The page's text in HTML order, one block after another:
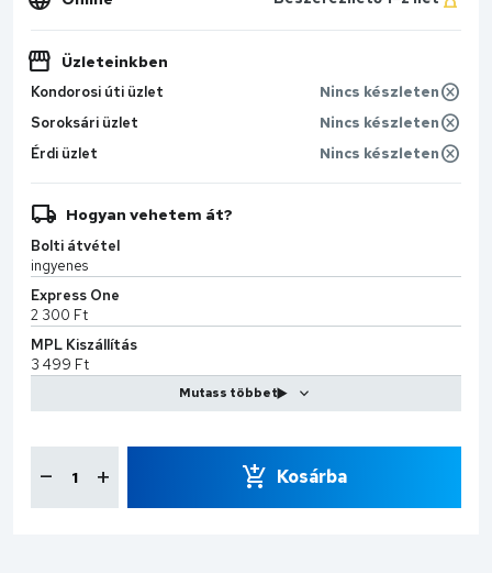
Üzleteinkben
Kondorosi úti üzlet
Nincs készleten
Soroksári üzlet
Nincs készleten
Érdi üzlet
Nincs készleten
Hogyan vehetem át?
Bolti átvétel
ingyenes
Express One
2 300 Ft
MPL Kiszállítás
3 499 Ft
7 990 Ft
Kosárba